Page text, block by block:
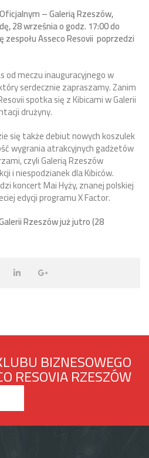
– Galerią Rzeszów,
28 września o godz. 17:00 do
Asseco Resovii poprzedzi
od meczu inauguracyjnego w
serdecznie zapraszamy. Zanim
spotka się z Kibicami w Galerii
drużyny.
się także debiut nowych koszulek
wygrania atrakcyjnych gadżetów
czyli Galerią Rzeszów
i niespodzianek dla Kibiców.
koncert Mai Hyży, znanej polskiej
edycji programu X Factor.
Rzeszów już jutro (28
BIZNESOWEGO
RESOVIA RZESZÓW